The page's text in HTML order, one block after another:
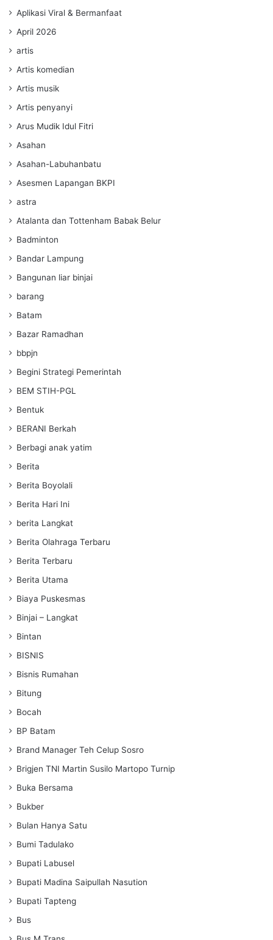
Aplikasi Viral & Bermanfaat
April 2026
artis
Artis komedian
Artis musik
Artis penyanyi
Arus Mudik Idul Fitri
Asahan
Asahan-Labuhanbatu
Asesmen Lapangan BKPI
astra
Atalanta dan Tottenham Babak Belur
Badminton
Bandar Lampung
Bangunan liar binjai
barang
Batam
Bazar Ramadhan
bbpjn
Begini Strategi Pemerintah
BEM STIH-PGL
Bentuk
BERANI Berkah
Berbagi anak yatim
Berita
Berita Boyolali
Berita Hari Ini
berita Langkat
Berita Olahraga Terbaru
Berita Terbaru
Berita Utama
Biaya Puskesmas
Binjai – Langkat
Bintan
BISNIS
Bisnis Rumahan
Bitung
Bocah
BP Batam
Brand Manager Teh Celup Sosro
Brigjen TNI Martin Susilo Martopo Turnip
Buka Bersama
Bukber
Bulan Hanya Satu
Bumi Tadulako
Bupati Labusel
Bupati Madina Saipullah Nasution
Bupati Tapteng
Bus